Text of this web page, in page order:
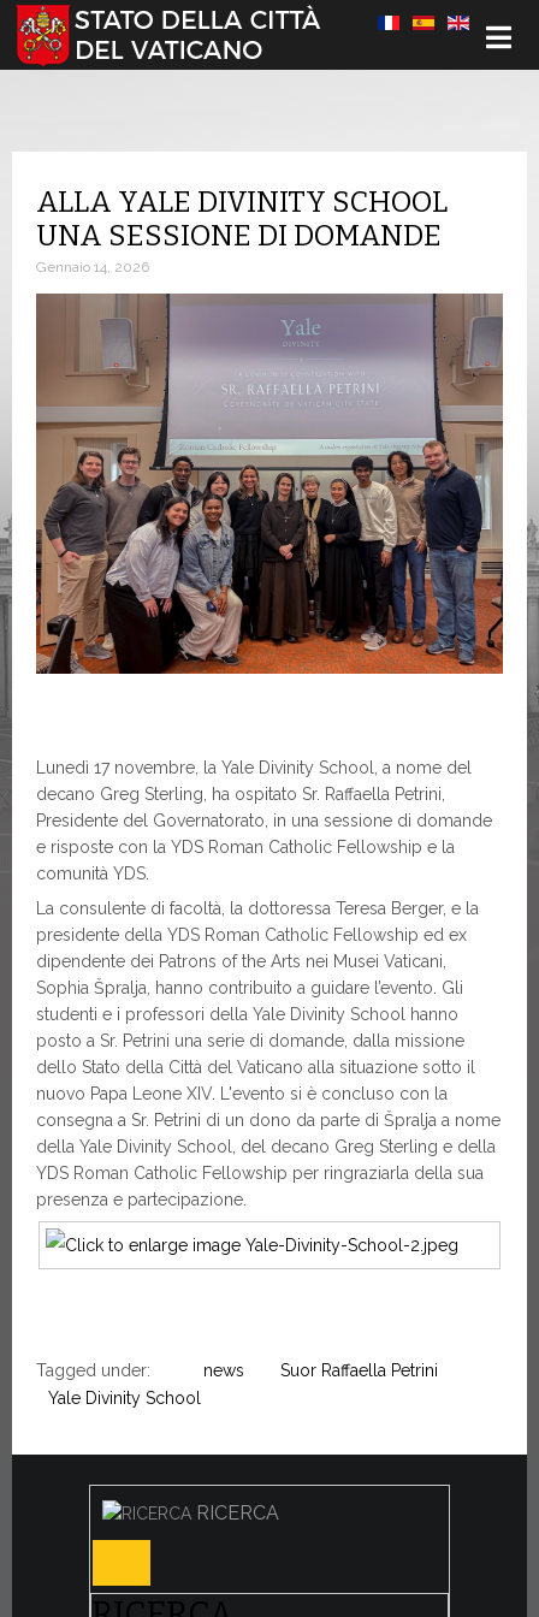
Seleziona la tua lingua
ALLA YALE DIVINITY SCHOOL
UNA SESSIONE DI DOMANDE
Gennaio 14, 2026
Lunedì 17 novembre, la Yale Divinity School, a nome del
decano Greg Sterling, ha ospitato Sr. Raffaella Petrini,
Presidente del Governatorato, in una sessione di domande
e risposte con la YDS Roman Catholic Fellowship e la
comunità YDS.
La consulente di facoltà, la dottoressa Teresa Berger, e la
presidente della YDS Roman Catholic Fellowship ed ex
dipendente dei Patrons of the Arts nei Musei Vaticani,
Sophia Špralja, hanno contribuito a guidare l’evento. Gli
studenti e i professori della Yale Divinity School hanno
posto a Sr. Petrini una serie di domande, dalla missione
dello Stato della Città del Vaticano alla situazione sotto il
nuovo Papa Leone XIV. L'evento si è concluso con la
consegna a Sr. Petrini di un dono da parte di Špralja a nome
della Yale Divinity School, del decano Greg Sterling e della
YDS Roman Catholic Fellowship per ringraziarla della sua
presenza e partecipazione.
Tagged under: news
Suor Raffaella Petrini
Yale Divinity School
RICERCA